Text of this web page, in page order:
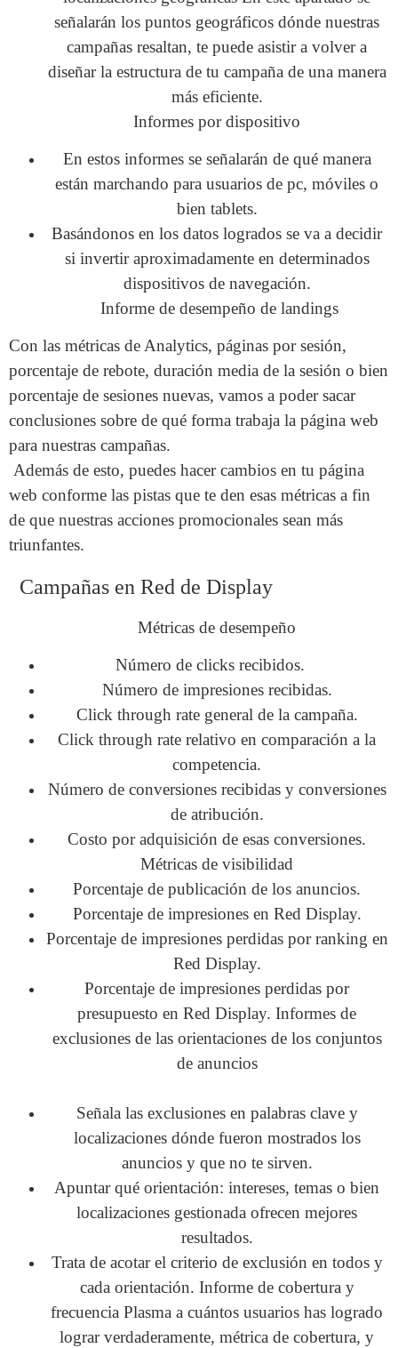
señalarán los puntos geográficos dónde nuestras
campañas resaltan, te puede asistir a volver a
diseñar la estructura de tu campaña de una manera
más eficiente.
Informes por dispositivo
En estos informes se señalarán de qué manera
están marchando para usuarios de pc, móviles o
bien tablets.
Basándonos en los datos logrados se va a decidir
si invertir aproximadamente en determinados
dispositivos de navegación.
Informe de desempeño de landings
Con las métricas de Analytics, páginas por sesión,
porcentaje de rebote, duración media de la sesión o bien
porcentaje de sesiones nuevas, vamos a poder sacar
conclusiones sobre de qué forma trabaja la página web
para nuestras campañas.
Además de esto, puedes hacer cambios en tu página
web conforme las pistas que te den esas métricas a fin
de que nuestras acciones promocionales sean más
triunfantes.
Campañas en Red de Display
Métricas de desempeño
Número de clicks recibidos.
Número de impresiones recibidas.
Click through rate general de la campaña.
Click through rate relativo en comparación a la
competencia.
Número de conversiones recibidas y conversiones
de atribución.
Costo por adquisición de esas conversiones.
Métricas de visibilidad
Porcentaje de publicación de los anuncios.
Porcentaje de impresiones en Red Display.
Porcentaje de impresiones perdidas por ranking en
Red Display.
Porcentaje de impresiones perdidas por
presupuesto en Red Display. Informes de
exclusiones de las orientaciones de los conjuntos
de anuncios
Señala las exclusiones en palabras clave y
localizaciones dónde fueron mostrados los
anuncios y que no te sirven.
Apuntar qué orientación: intereses, temas o bien
localizaciones gestionada ofrecen mejores
resultados.
Trata de acotar el criterio de exclusión en todos y
cada orientación. Informe de cobertura y
frecuencia Plasma a cuántos usuarios has logrado
lograr verdaderamente, métrica de cobertura, y